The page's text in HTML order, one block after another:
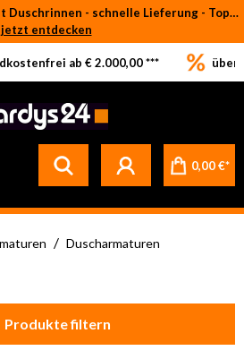
neu: ESS Easy Drain DrainFit Duschrinnen - schnelle Lieferung - Top-Preise
jetzt entdecken
Betrifft ausschließlich bei Bestellware-Fliesen: aufgrund der Werksferien in Italien und Spanien kommt es zu Verzögerungen bei der Verladung. Sämtliche Lagerware (sofort verfügbar) sowie alle anderen Produktgruppen versenden wir weiterhin regulär
ab € 2.000,00 *** über
0,00 €*
/ Duscharmaturen
Produkte filtern